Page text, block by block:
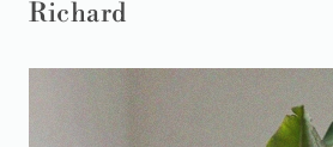
Richard